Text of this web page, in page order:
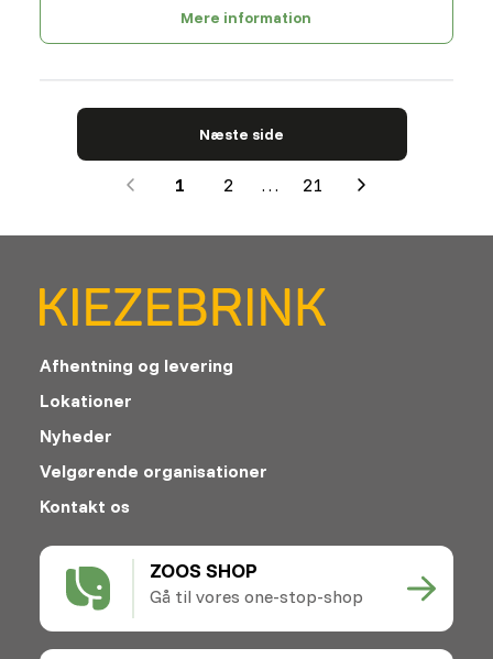
Mere information
Næste side
1 2 … 21
Next
ZOOS SHOP
Gå til vores one-stop-shop
Afhentning og levering
Lokationer
Nyheder
Velgørende organisationer
Kontakt os